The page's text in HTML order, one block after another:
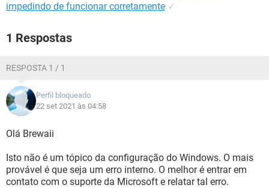
impedindo de funcionar corretamente ✓
1 Respostas
RESPOSTA 1 / 1
Perfil bloqueado
22 set 2021 às 04:58
Olá Brewaii
Isto não é um tópico da configuração do Windows. O mais
provável é que seja um erro interno. O melhor é entrar em
contato com o suporte da Microsoft e relatar tal erro.